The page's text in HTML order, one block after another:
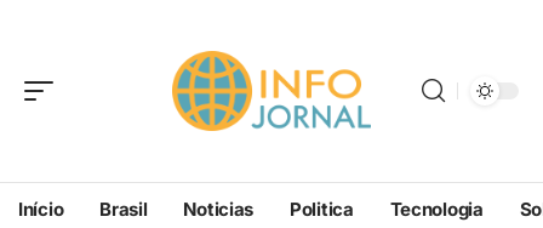
Início Brasil Noticias Politica Tecnologia